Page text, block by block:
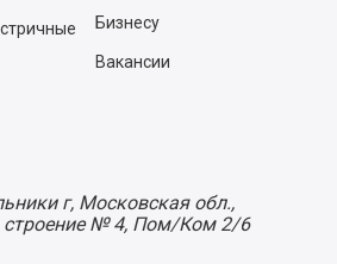
Бизнесу
Вакансии
г, Московская обл.,
строение № 4, Пом/Ком 2/6